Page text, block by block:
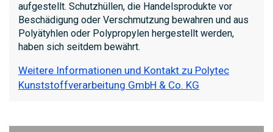
aufgestellt. Schutzhüllen, die Handelsprodukte vor
Beschädigung oder Verschmutzung bewahren und aus
Polyätyhlen oder Polypropylen hergestellt werden,
haben sich seitdem bewährt.
Weitere Informationen und Kontakt zu Polytec
Kunststoffverarbeitung GmbH & Co. KG